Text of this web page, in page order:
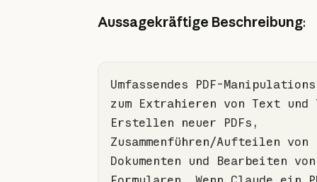
Aussagekräftige Beschreibung:
Umfassendes PDF-
zum Extrahieren von Text und
Erstellen neuer PDFs,
Zusammenführen/Aufteilen von
Dokumenten und Bearbeiten von